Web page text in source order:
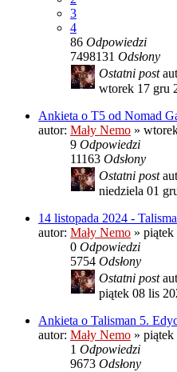
3
4
86 Odpowiedzi
7498131 Odsłony
Ostatni post
wtorek 17 gru
Ankieta o T5 od Nomad
autor: Mały Nemo »
9 Odpowiedzi
11163 Odsłony
Ostatni post
niedziela 01
14 listopada 2024 -
autor: Mały Nemo » piątek
0 Odpowiedzi
5754 Odsłony
Ostatni post
piątek 08 lis
Ankieta o Talisman 5.
autor: Mały Nemo »
1 Odpowiedzi
9673 Odsłony